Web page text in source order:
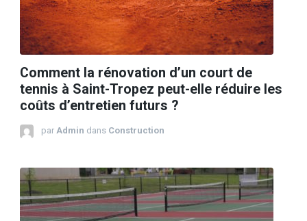
Comment la rénovation d’un court de
tennis à Saint-Tropez peut-elle réduire les
coûts d’entretien futurs ?
par Admin dans Construction